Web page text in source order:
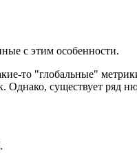
с этим особенности.
то "глобальные"
Однако, существует ряд